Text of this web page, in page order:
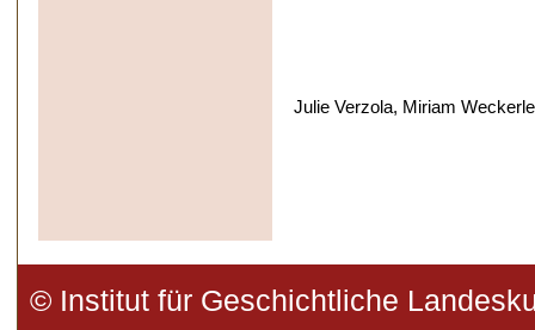
Julie Verzola, Miriam
© Institut für Geschichtliche